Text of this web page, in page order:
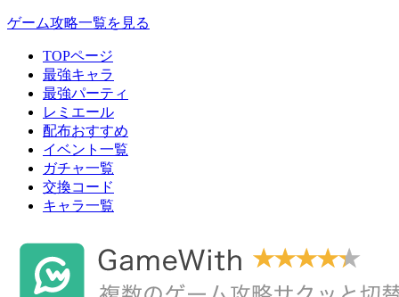
ゲーム攻略一覧を見る
TOPページ
最強キャラ
最強パーティ
レミエール
配布おすすめ
イベント一覧
ガチャ一覧
交換コード
キャラ一覧